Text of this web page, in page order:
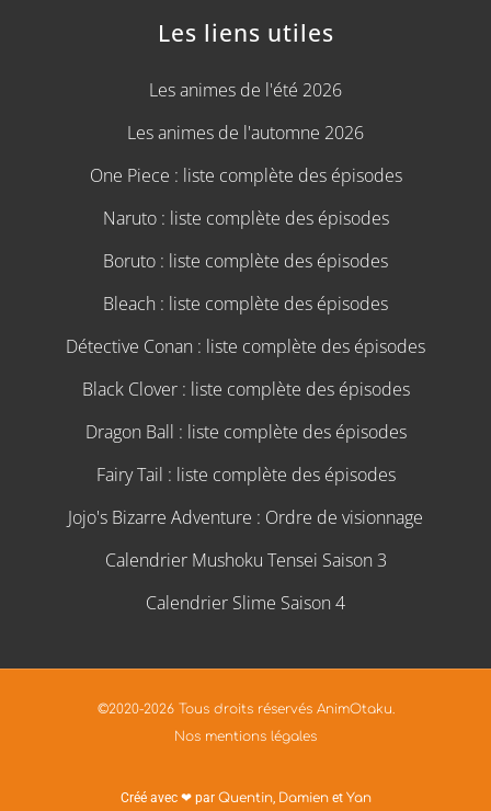
Les liens utiles
Les animes de l'été 2026
Les animes de l'automne 2026
One Piece : liste complète des épisodes
Naruto : liste complète des épisodes
Boruto : liste complète des épisodes
Bleach : liste complète des épisodes
Détective Conan : liste complète des épisodes
Black Clover : liste complète des épisodes
Dragon Ball : liste complète des épisodes
Fairy Tail : liste complète des épisodes
Jojo's Bizarre Adventure : Ordre de visionnage
Calendrier Mushoku Tensei Saison 3
Calendrier Slime Saison 4
©2020-2026 Tous droits réservés AnimOtaku.
Nos mentions légales
Créé avec ❤ par Quentin, Damienet Yan